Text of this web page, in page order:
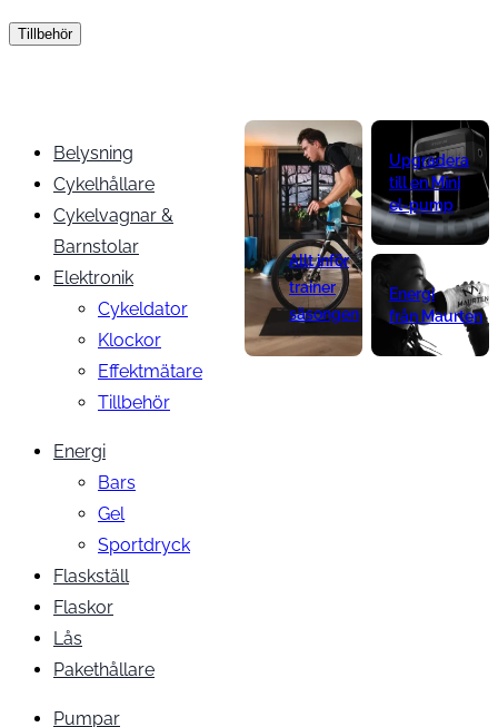
Tillbehör
Belysning
Cykelhållare
Cykelvagnar &
Barnstolar
Elektronik
Cykeldator
Klockor
Effektmätare
Tillbehör
Energi
Bars
Gel
Sportdryck
Flaskställ
Flaskor
Lås
Pakethållare
Pumpar
Allt inför
trainer
säsongen
Upgradera
till en Mini
el-pump
Energi
från Maurten